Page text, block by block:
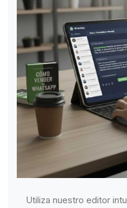
Utiliza nuestro editor